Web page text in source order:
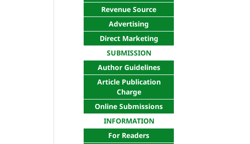
Revenue Source
Advertising
Direct Marketing
SUBMISSION
Author Guidelines
Article Publication
Charge
Online Submissions
INFORMATION
For Readers